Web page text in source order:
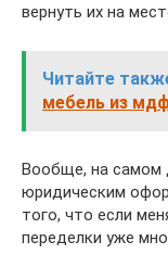
вернуть их на
Читайте
мебель из
Вообще, на самом
юридическим
того, что если
переделки уже